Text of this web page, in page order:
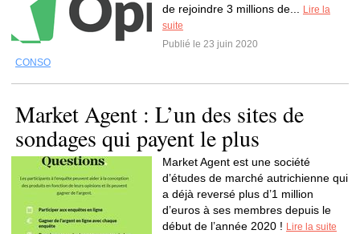
de rejoindre 3 millions de...
Lire la
suite
Publié le 23 juin 2020
CONSO
Market Agent : L’un des sites de
sondages qui payent le plus
Market Agent est une société
d’études de marché autrichienne qui
a déjà reversé plus d’1 million
d’euros à ses membres depuis le
début de l’année 2020 ! Lire la suite